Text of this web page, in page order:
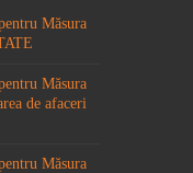
Măsura
Măsura
de afaceri
Măsura